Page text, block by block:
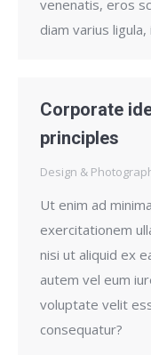
venenatis, eros
diam varius
Corporate
principles
Design &
Ut enim ad
exercitationem
nisi ut aliquid ex
autem vel eum
voluptate velit
consequatur?